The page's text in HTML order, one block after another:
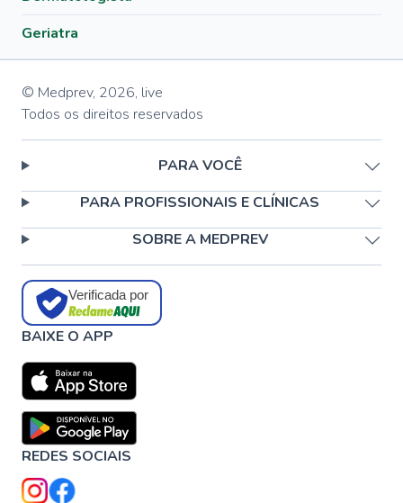
Geriatra
© Medprev, 2026, live
Todos os direitos reservados
PARA VOCÊ
PARA PROFISSIONAIS E CLÍNICAS
SOBRE A MEDPREV
Verificada por
BAIXE O APP
REDES SOCIAIS